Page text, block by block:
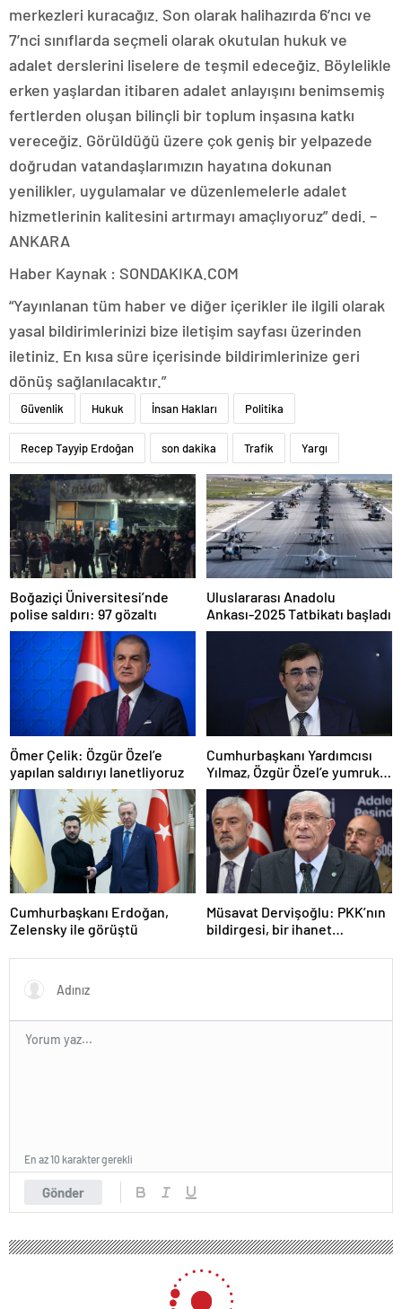
merkezleri kuracağız. Son olarak halihazırda 6’ncı ve
7’nci sınıflarda seçmeli olarak okutulan hukuk ve
adalet derslerini liselere de teşmil edeceğiz. Böylelikle
erken yaşlardan itibaren adalet anlayışını benimsemiş
fertlerden oluşan bilinçli bir toplum inşasına katkı
vereceğiz. Görüldüğü üzere çok geniş bir yelpazede
doğrudan vatandaşlarımızın hayatına dokunan
yenilikler, uygulamalar ve düzenlemelerle adalet
hizmetlerinin kalitesini artırmayı amaçlıyoruz” dedi. –
ANKARA
Haber Kaynak : SONDAKIKA.COM
“Yayınlanan tüm haber ve diğer içerikler ile ilgili olarak
yasal bildirimlerinizi bize iletişim sayfası üzerinden
iletiniz. En kısa süre içerisinde bildirimlerinize geri
dönüş sağlanılacaktır.”
Güvenlik Hukuk İnsan Hakları Politika
Recep Tayyip Erdoğan son dakika Trafik Yargı
Boğaziçi Üniversitesi’nde
polise saldırı: 97 gözaltı
Uluslararası Anadolu
Ankası-2025 Tatbikatı başladı
Ömer Çelik: Özgür Özel’e
yapılan saldırıyı lanetliyoruz
Cumhurbaşkanı Yardımcısı
Yılmaz, Özgür Özel’e yumruklu
saldırıyı kınadı
Cumhurbaşkanı Erdoğan,
Zelensky ile görüştü
Müsavat Dervişoğlu: PKK’nın
bildirgesi, bir ihanet
Gönder
En az 10 karakter gerekli